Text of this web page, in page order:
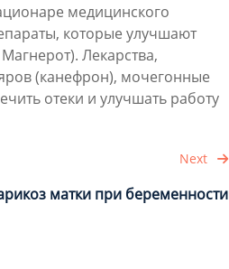
медицинского
которые улучшают
Лекарства,
(канефрон), мочегонные
отеки и улучшать работу
Next
матки при беременности